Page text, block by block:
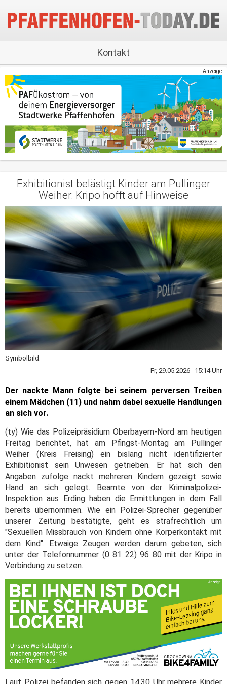
Kontakt
Anzeige
Exhibitionist belästigt Kinder am Pullinger
Weiher: Kripo hofft auf Hinweise
Symbolbild.
Fr, 29.05.2026 15:14 Uhr
Der nackte Mann folgte bei seinem perversen Treiben
einem Mädchen (11) und nahm dabei sexuelle Handlungen
an sich vor.
(ty) Wie das Polizeipräsidium Oberbayern-Nord am heutigen
Freitag berichtet, hat am Pfingst-Montag am Pullinger
Weiher (Kreis Freising) ein bislang nicht identifizierter
Exhibitionist sein Unwesen getrieben. Er hat sich den
Angaben zufolge nackt mehreren Kindern gezeigt sowie
Hand an sich gelegt. Beamte von der Kriminalpolizei-
Inspektion aus Erding haben die Ermittlungen in dem Fall
bereits übernommen. Wie ein Polizei-Sprecher gegenüber
unserer Zeitung bestätigte, geht es strafrechtlich um
"Sexuellen Missbrauch von Kindern ohne Körperkontakt mit
dem Kind". Etwaige Zeugen werden darum gebeten, sich
unter der Telefonnummer (0 81 22) 96 80 mit der Kripo in
Verbindung zu setzen.